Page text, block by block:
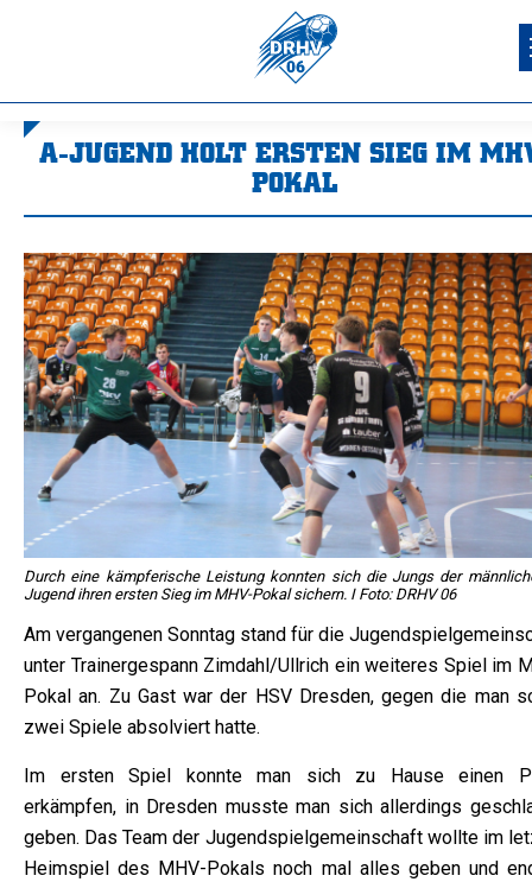
A-JUGEND HOLT ERSTEN SIEG IM
POKAL
Durch eine kämpferische Leistung konnten sich die Jungs der
Jugend ihren ersten Sieg im MHV-Pokal sichern. I Foto: DRHV 06
Am vergangenen Sonntag stand für die
unter Trainergespann Zimdahl/Ullrich ein weiteres Spiel im
Pokal an. Zu Gast war der HSV Dresden, gegen die man
zwei Spiele absolviert hatte.
Im ersten Spiel konnte man sich zu Hause einen
erkämpfen, in Dresden musste man sich allerdings
geben. Das Team der Jugendspielgemeinschaft wollte im
Heimspiel des MHV-Pokals noch mal alles geben und